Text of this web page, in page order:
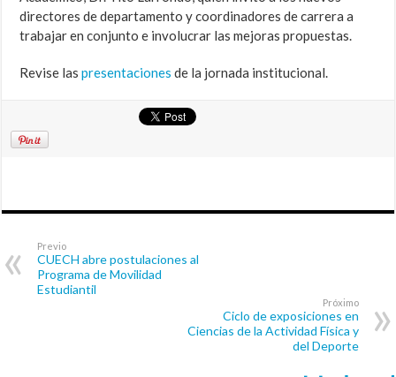
directores de departamento y coordinadores de carrera a
trabajar en conjunto e involucrar las mejoras propuestas.
Revise laspresentaciones de la jornada institucional.
Previo
CUECH abre postulaciones al
Programa de Movilidad
Estudiantil
Próximo
Ciclo de exposiciones en
Ciencias de la Actividad Física y
del Deporte